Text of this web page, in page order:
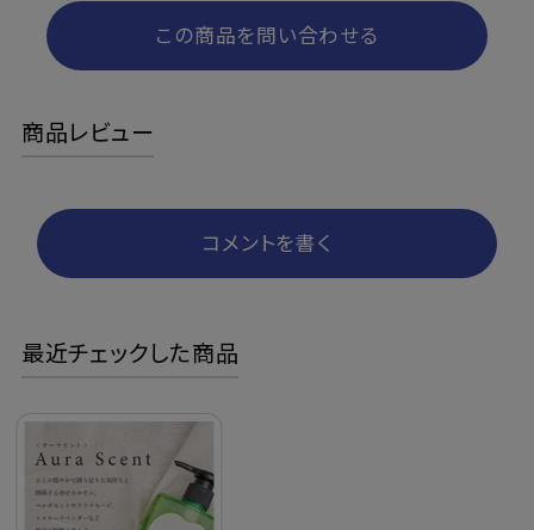
この商品を問い合わせる
商品レビュー
コメントを書く
最近チェックした商品